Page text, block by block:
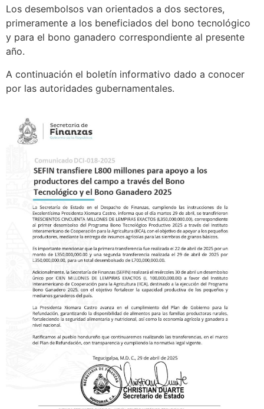
Los desembolsos van orientados a dos sectores,
primeramente a los beneficiados del bono tecnológico
y para el bono ganadero correspondiente al presente
año.
A continuación el boletín informativo dado a conocer
por las autoridades gubernamentales.